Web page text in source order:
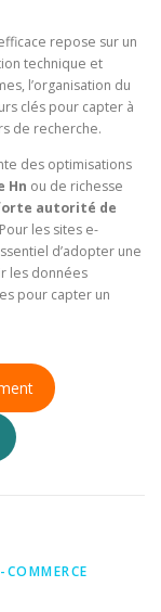
repose sur un
technique et
l’organisation du
clés pour capter à
de recherche.
des optimisations
Hn ou de richesse
autorité de
les sites e-
d’adopter une
les données
pour capter un
COMMERCE